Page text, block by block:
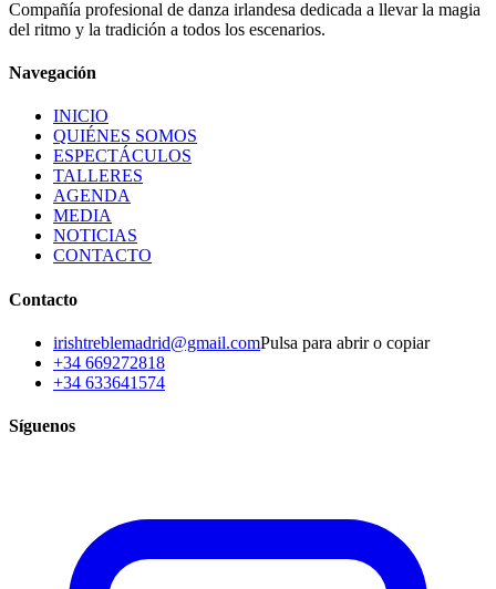
Compañía profesional de danza irlandesa dedicada a llevar la magia
del ritmo y la tradición a todos los escenarios.
Navegación
INICIO
QUIÉNES SOMOS
ESPECTÁCULOS
TALLERES
AGENDA
MEDIA
NOTICIAS
CONTACTO
Contacto
irishtreblemadrid@gmail.comPulsa para abrir o copiar
+34 669272818
+34 633641574
Síguenos